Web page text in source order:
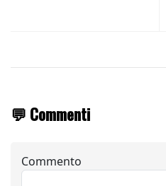
💬 Commenti